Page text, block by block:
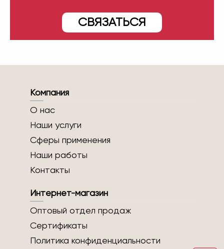
СВЯЗАТЬСЯ
Компания
О нас
Наши услуги
Сферы применения
Наши работы
Контакты
Интернет-магазин
Оптовый отдел продаж
Сертификаты
Политика конфиденциальности